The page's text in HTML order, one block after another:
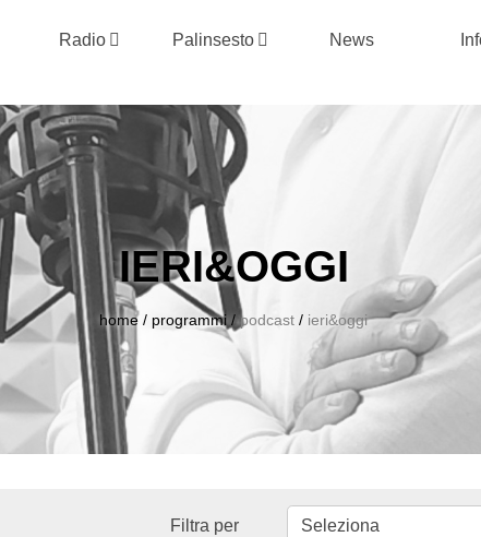
Radio Palinsesto News
IERI&OGGI
home/ programmi/podcast / ieri&oggi
Filtra per